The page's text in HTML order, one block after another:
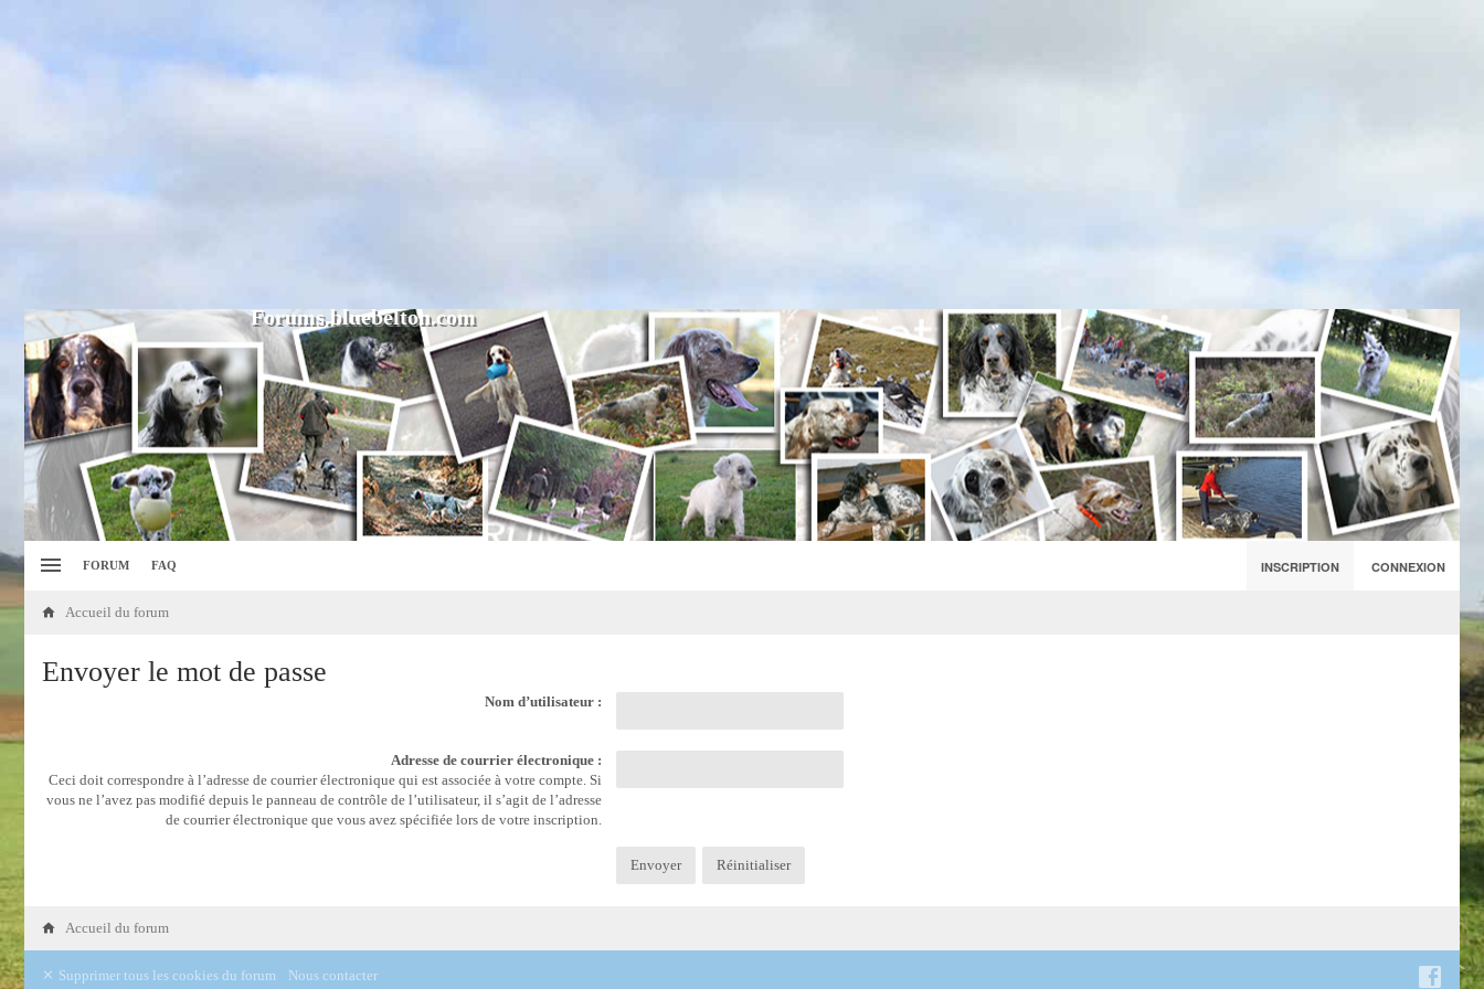
Forums.bluebelton.com
FORUM FAQ INSCRIPTION CONNEXION
Accueil du forum
Envoyer le mot de passe
Nom d’utilisateur :
Adresse de courrier électronique :
Ceci doit correspondre à l’adresse de courrier électronique qui est associée à votre compte. Si
vous ne l’avez pas modifié depuis le panneau de contrôle de l’utilisateur, il s’agit de l’adresse
de courrier électronique que vous avez spécifiée lors de votre inscription.
Accueil du forum
Supprimer tous les cookies du forum Nous contacter